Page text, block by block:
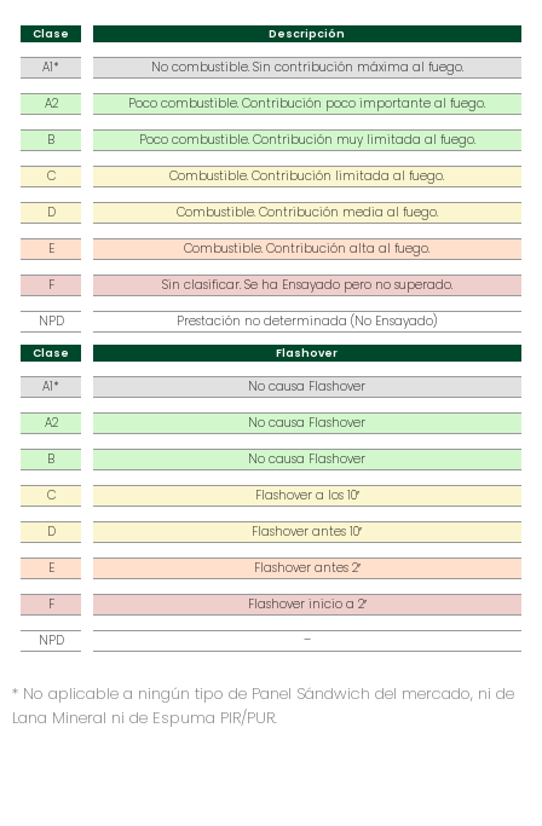
Clase
A1*
A2
B
C
D
E
F
NPD
Clase
A1*
A2
B
C
D
E
F
NPD
Descripción
No combustible. Sin contribución máxima al fuego.
Poco combustible. Contribución poco importante al fuego.
Poco combustible. Contribución muy limitada al fuego.
Combustible. Contribución limitada al fuego.
Combustible. Contribución media al fuego.
Combustible. Contribución alta al fuego.
Sin clasificar. Se ha Ensayado pero no superado.
Prestación no determinada (No Ensayado)
Flashover
No causa Flashover
No causa Flashover
No causa Flashover
Flashover a los 10′
Flashover antes 10′
Flashover antes 2′
Flashover inicio a 2′
–
* No aplicable a ningún tipo de Panel Sándwich del mercado, ni de
Lana Mineral ni de Espuma PIR/PUR.